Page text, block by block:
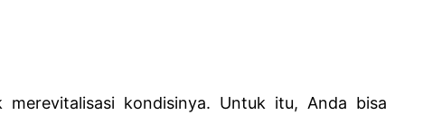
kondisinya. Untuk itu, Anda bisa